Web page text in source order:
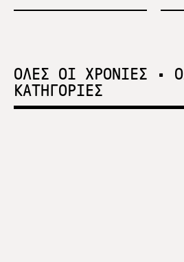
ΟΛΕΣ ΟΙ ΧΡΟΝΙΕΣ •
ΚΑΤΗΓΟΡΙΕΣ